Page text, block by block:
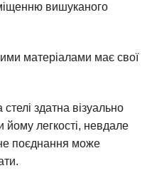
вишуканого
матеріалами має свої
здатна візуально
йому легкості, невдале
поєднання може